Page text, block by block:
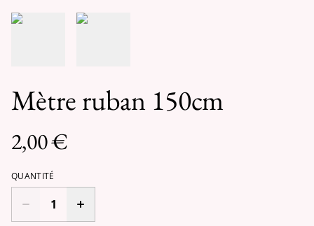
Mètre ruban 150cm
2,00 €
QUANTITÉ